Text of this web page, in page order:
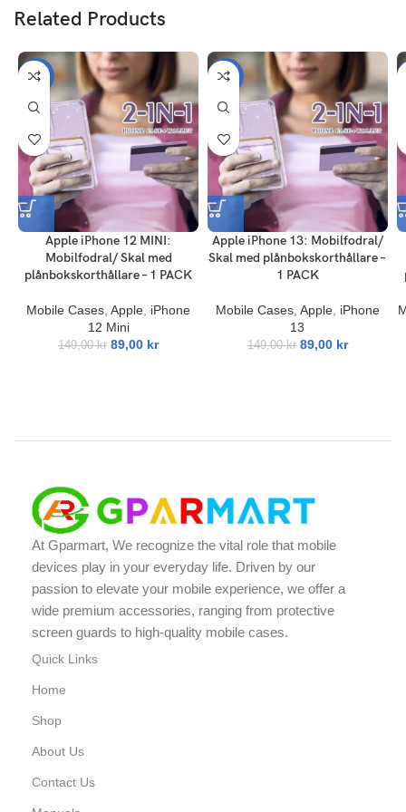
Related Products
-40%
Apple iPhone 12 MINI:
Mobilfodral/ Skal med
plånbokskorthållare – 1 PACK
Mobile Cases Apple iPhone
12 Mini
149,00kr 89,00 kr
-40%
Apple iPhone 13: Mobilfodral/
Skal med plånbokskorthållare –
1 PACK
Mobile Cases, Apple, iPhone
13
149,00kr 89,00 kr
At Gparmart, We recognize the vital role that mobile
devices play in your everyday life. Driven by our
passion to elevate your mobile experience, we offer a
wide premium accessories, ranging from protective
screen guards to high-quality mobile cases.
Quick Links
Home
Shop
About Us
Contact Us